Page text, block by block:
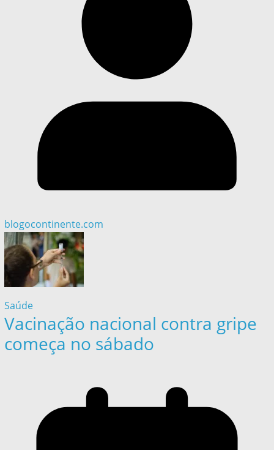
blogocontinente.com
Saúde
Vacinação nacional contra gripe
começa no sábado